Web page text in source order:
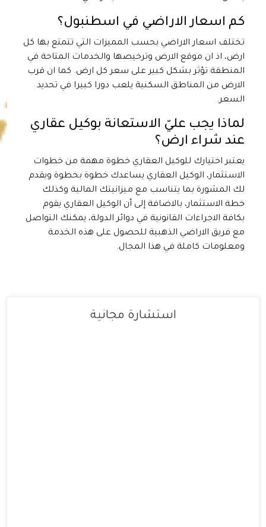
كم اسعار الاراضي في اسطنبول؟
تختلف اسعار الاراضي بحسب المميزات التي تتمتع بها كل
ارض، اذ ان موقع الارض وترخيصها والخدمات المتاحة في
المنطقة تؤثر بشكل كبير على سعر كل ارض. كما ان قرب
الارض من المناطق السكنية يلعب دورا كبيرا في تحديد
السعر.
لماذا يجب عليّ الاستعانة بوكيل عقاري
عند شراء ارض؟
يعتبر اختيارك للوكيل العقاري خطوة مهمة من خطوات
الاستثمار، الوكيل العقاري يساعدك خطوة بخطوة ويقدم
لك المشورة بما يتناسب مع ميزانيتك المالية وكذلك
خطة الاستثمار، بالاضافة إلى أن الوكيل العقاري يقوم
بكافة الاجراءات القانونية في دوائر الدولة، يمكنك التواصل
مع فريق الاراضي الذهبية للحصول على هذه الخدمة
ومعلومات كاملة في هذا المجال.
استشارة مجانية